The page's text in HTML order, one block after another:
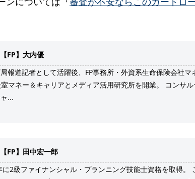
【FP】大内優
報道記者として活躍後、FP事務所・外資系生命保険会社
室マネー＆キャリアとメディア活用研究所を開業。 コンサ
...
【FP】田中宏一郎
に2級ファイナンシャル・プランニング技能士資格を取得。